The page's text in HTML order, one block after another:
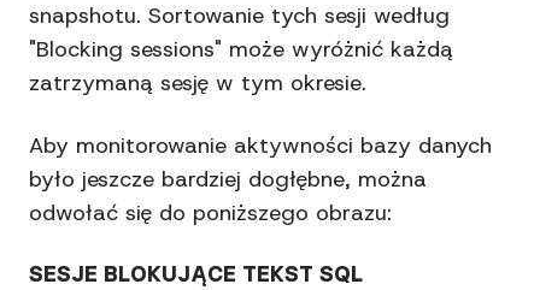
snapshotu. Sortowanie tych sesji według
"Blocking sessions" może wyróżnić każdą
zatrzymaną sesję w tym okresie.
Aby monitorowanie aktywności bazy danych
było jeszcze bardziej dogłębne, można
odwołać się do poniższego obrazu:
SESJE BLOKUJĄCE TEKST SQL